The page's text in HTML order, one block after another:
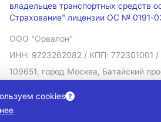
владельцев транспортных средств
Страхование" лицензии ОС № 0191-
ООО "Орвалон"
ИНН: 9723262082 / КПП: 772301001 /
109651, город Москва, Батайский
Политика в отношении обработки
Согласие на рекламную рассылку
Правовая информация
cookies